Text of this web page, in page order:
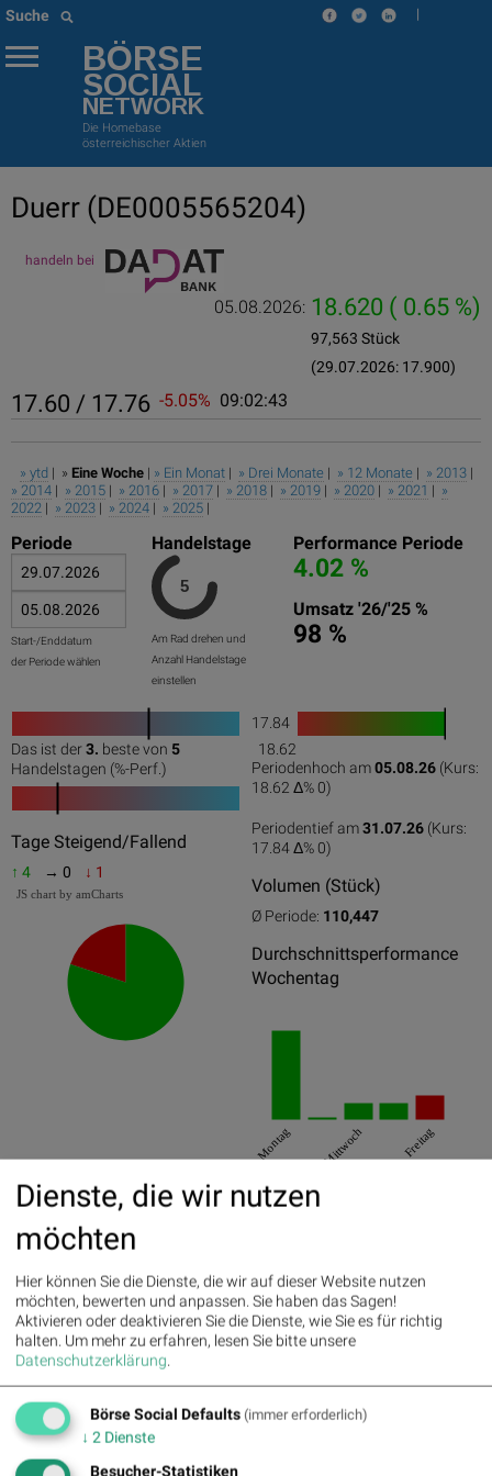
Suche |
BÖRSE
SOCIAL
NETWORK
Die Homebase
österreichischer Aktien
Duerr (DE0005565204)
handeln bei
05.08.2026: 18.620 ( 0.65 %)
97,563 Stück
(29.07.2026: 17.900)
17.60 / 17.76 -5.05% 09:02:43
» ytd | » Eine Woche | » Ein Monat | » Drei Monate | » 12 Monate | » 2013 |
» 2014 | » 2015 | » 2016 | » 2017 | » 2018 | » 2019 | » 2020 | » 2021 | »
2022 | » 2023 | » 2024 | » 2025 |
Periode
Start-/Enddatum
der Periode wählen
Handelstage
Am Rad drehen und
Anzahl Handelstage
einstellen
Performance Periode
4.02 %
Umsatz '26/'25 %
98 %
Das ist der3. beste von 5
Handelstagen (%-Perf.)
0 50
Tage Steigend/Fallend
↑ 4 → 0 ↓ 1
JS chart by amCharts
17.84
1
0 100
18.62
Periodenhoch am05.08.26 (Kurs:
18.62 Δ% 0)
Periodentief am31.07.26 (Kurs:
17.84 Δ% 0)
Volumen (Stück)
Ø Periode: 110,447
Durchschnittsperformance
Wochentag
Montag Mittwoch Freitag
Best/Worst Days
05.08.2026 0.65%
31.07.2026 -1%
05.08.2026 0.65%
Dienste, die wir nutzen
möchten
Hier können Sie die Dienste, die wir auf dieser Website nutzen
möchten, bewerten und anpassen. Sie haben das Sagen!
Aktivieren oder deaktivieren Sie die Dienste, wie Sie es für richtig
halten. Um mehr zu erfahren, lesen Sie bitte unsere
Datenschutzerklärung.
Börse Social Defaults (immer erforderlich)
↓ 2 Dienste
Besucher-Statistiken